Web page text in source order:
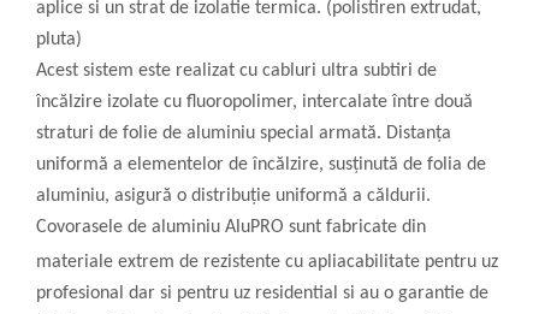
aplice si un strat de izolatie termica. (polistiren extrudat,
pluta)
Acest sistem este realizat cu cabluri ultra subtiri de
încălzire izolate cu fluoropolimer, intercalate între două
straturi de folie de aluminiu special armată. Distanța
uniformă a elementelor de încălzire, susținută de folia de
aluminiu, asigură o distribuție uniformă a căldurii.
Covorasele de aluminiu AluPRO sunt fabricate din
materiale extrem de rezistente cu apliacabilitate pentru uz
profesional dar si pentru uz residential si au o garantie de